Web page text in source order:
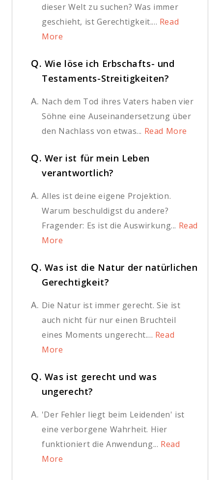
dieser Welt zu suchen? Was immer
geschieht, ist Gerechtigkeit.... Read
More
Q. Wie löse ich Erbschafts- und
Testaments-Streitigkeiten?
A. Nach dem Tod ihres Vaters haben vier
Söhne eine Auseinandersetzung über
den Nachlass von etwas... Read More
Q. Wer ist für mein Leben
verantwortlich?
A. Alles ist deine eigene Projektion.
Warum beschuldigst du andere?
Fragender: Es ist die Auswirkung... Read
More
Q. Was ist die Natur der natürlichen
Gerechtigkeit?
A. Die Natur ist immer gerecht. Sie ist
auch nicht für nur einen Bruchteil
eines Moments ungerecht.... Read
More
Q. Was ist gerecht und was
ungerecht?
A. 'Der Fehler liegt beim Leidenden' ist
eine verborgene Wahrheit. Hier
funktioniert die Anwendung... Read
More